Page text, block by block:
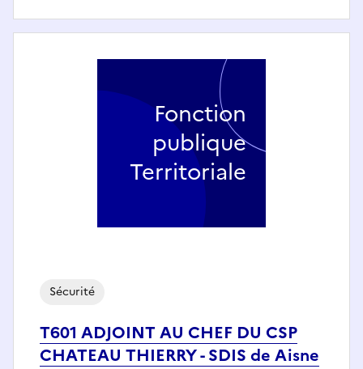
T601 ADJOINT AU CHEF DU CSP
CHATEAU THIERRY - SDIS de Aisne
Sécurité
Fonction
publique
Territoriale